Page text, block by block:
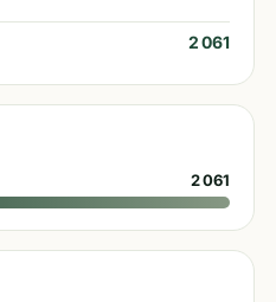
2 061
2 061